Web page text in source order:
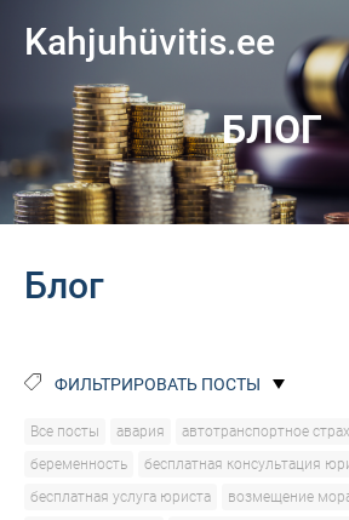
Kahjuhüvitis.ee
БЛОГ
Блог
ФИЛЬТРИРОВАТЬ ПОСТЫ
Все посты авария автотранспортное
беременность
бесплатная консультация
бесплатная услуга юриста
возмещение